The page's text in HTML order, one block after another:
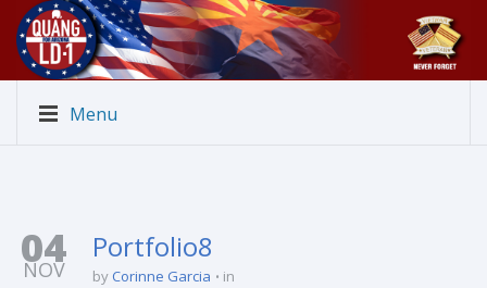
Menu
04
NOV
Portfolio8
by Corinne Garcia in